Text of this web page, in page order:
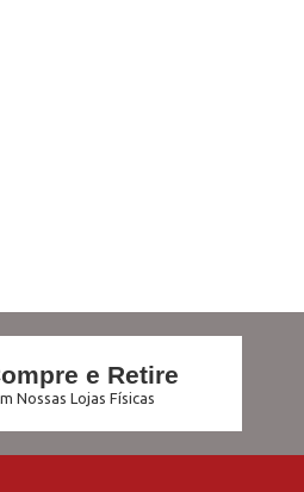
e Retire
Nossas Lojas Físicas